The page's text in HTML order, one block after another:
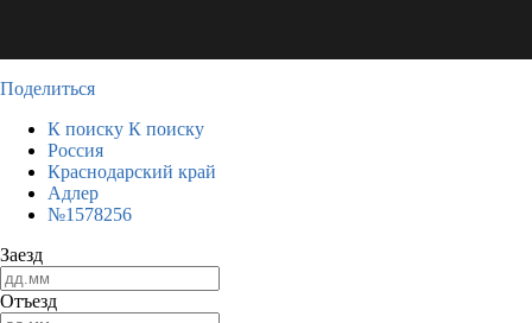
Поделиться
К поиску К поиску
Россия
Краснодарский край
Адлер
№1578256
Заезд
Отъезд